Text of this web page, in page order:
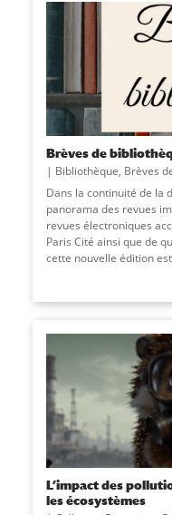
Brèves de
Bibliothèque, Brèves
Dans la continuité de la
panorama des revues
revues électroniques
Paris Cité ainsi que de
cette nouvelle édition est
L’impact des
les écosystèmes